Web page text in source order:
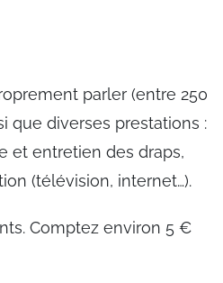
parler (entre 250
que diverses prestations :
et entretien des draps,
(télévision, internet…).
Comptez environ 5 €